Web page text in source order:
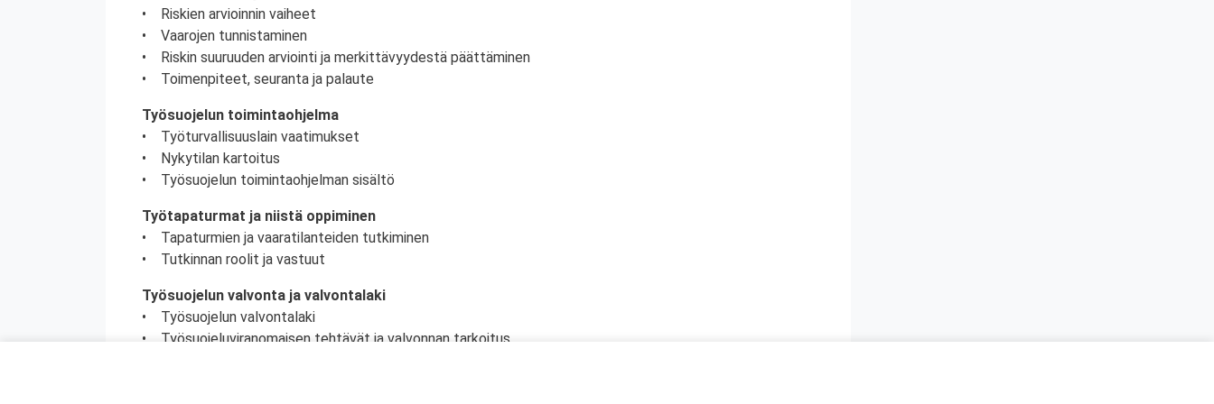
• Riskien arvioinnin vaiheet
• Vaarojen tunnistaminen
• Riskin suuruuden arviointi ja merkittävyydestä päättäminen
• Toimenpiteet, seuranta ja palaute
Työsuojelun toimintaohjelma
• Työturvallisuuslain vaatimukset
• Nykytilan kartoitus
• Työsuojelun toimintaohjelman sisältö
Työtapaturmat ja niistä oppiminen
• Tapaturmien ja vaaratilanteiden tutkiminen
• Tutkinnan roolit ja vastuut
Työsuojelun valvonta ja valvontalaki
• Työsuojelun valvontalaki
• Työsuojeluviranomaisen tehtävät ja valvonnan tarkoitus